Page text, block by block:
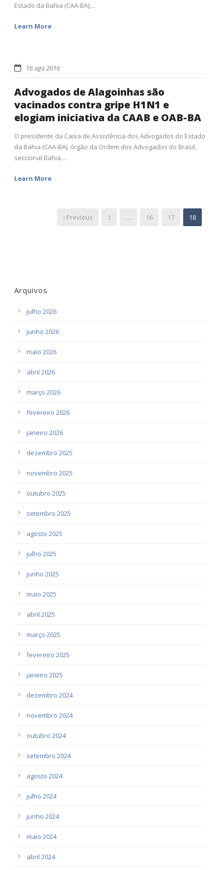
Estado da Bahia (CAA-BA),...
Learn More
16 ago 2016
Advogados de Alagoinhas são
vacinados contra gripe H1N1 e
elogiam iniciativa da CAAB e OAB-BA
O presidente da Caixa de Assistência dos Advogados do Estado
da Bahia (CAA-BA), órgão da Ordem dos Advogados do Brasil,
seccional Bahia,...
Learn More
‹ Previous 1 … 16 17 18
Arquivos
julho 2026
junho 2026
maio 2026
abril 2026
março 2026
fevereiro 2026
janeiro 2026
dezembro 2025
novembro 2025
outubro 2025
setembro 2025
agosto 2025
julho 2025
junho 2025
maio 2025
abril 2025
março 2025
fevereiro 2025
janeiro 2025
dezembro 2024
novembro 2024
outubro 2024
setembro 2024
agosto 2024
julho 2024
junho 2024
maio 2024
abril 2024